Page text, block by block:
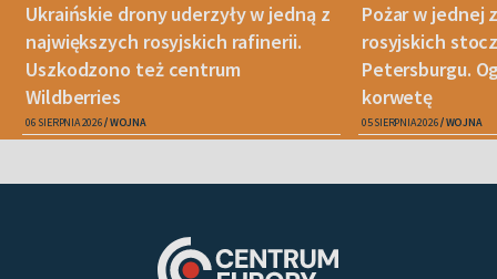
Ukraińskie drony uderzyły w jedną z
największych rosyjskich rafinerii.
Uszkodzono też centrum
Wildberries
06 SIERPNIA 2026 WOJNA
Pożar w jednej
rosyjskich
Petersburgu.
korwetę
05 SIERPNIA 2026 WOJNA